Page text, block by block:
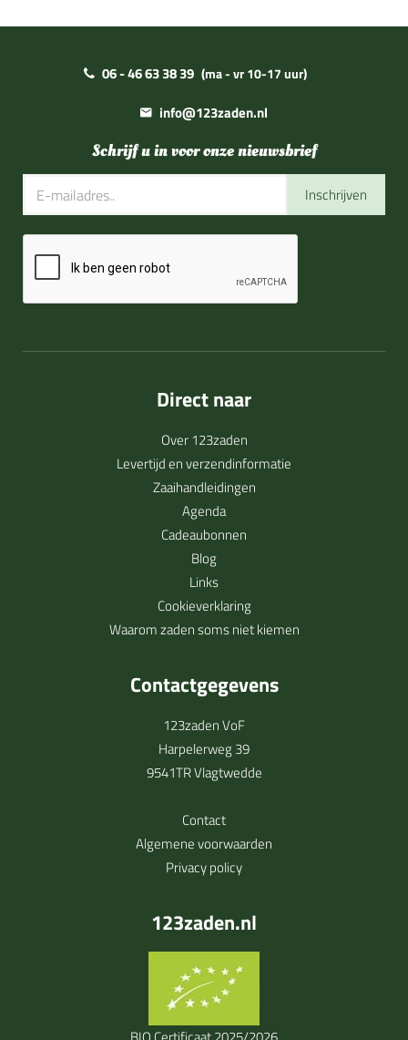
06 - 46 63 38 39 (ma - vr 10-17 uur)
info@123zaden.nl
Schrijf u in voor onze nieuwsbrief
Inschrijven
Direct naar
Over 123zaden
Levertijd en verzendinformatie
Zaaihandleidingen
Agenda
Cadeaubonnen
Blog
Links
Cookieverklaring
Waarom zaden soms niet kiemen
Contactgegevens
123zaden VoF
Harpelerweg 39
9541TR Vlagtwedde
Contact
Algemene voorwaarden
Privacy policy
123zaden.nl